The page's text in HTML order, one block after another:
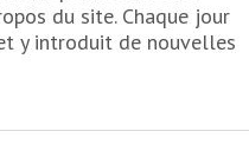
du site. Chaque jour
y introduit de nouvelles